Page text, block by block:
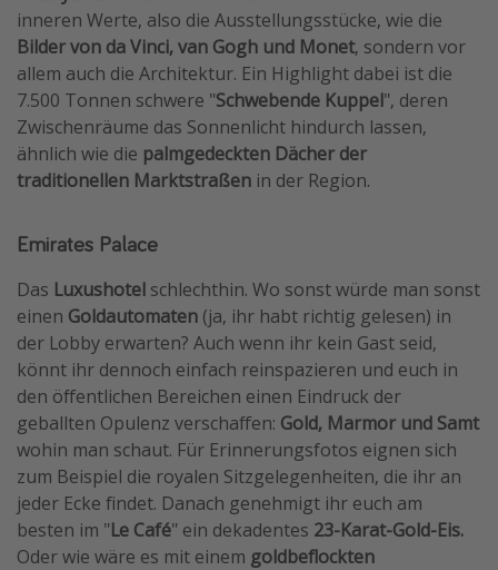
inneren Werte, also die Ausstellungsstücke, wie die
Bilder von da Vinci, van Gogh und Monet, sondern vor
allem auch die Architektur. Ein Highlight dabei ist die
7.500 Tonnen schwere "Schwebende Kuppel", deren
Zwischenräume das Sonnenlicht hindurch lassen,
ähnlich wie die palmgedeckten Dächer der
traditionellen Marktstraßen in der Region.
Emirates Palace
Das Luxushotel schlechthin. Wo sonst würde man sonst
einen Goldautomaten (ja, ihr habt richtig gelesen) in
der Lobby erwarten? Auch wenn ihr kein Gast seid,
könnt ihr dennoch einfach reinspazieren und euch in
den öffentlichen Bereichen einen Eindruck der
geballten Opulenz verschaffen: Gold, Marmor und Samt
wohin man schaut. Für Erinnerungsfotos eignen sich
zum Beispiel die royalen Sitzgelegenheiten, die ihr an
jeder Ecke findet. Danach genehmigt ihr euch am
besten im "Le Café" ein dekadentes 23-Karat-Gold-Eis.
Oder wie wäre es mit einem goldbeflockten